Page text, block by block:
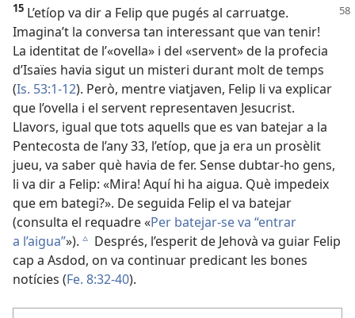
15 L’etíop va dir a Felip que pugés al carruatge.
Imagina’t la conversa tan interessant que van tenir!
La identitat de l’«ovella» i del «servent» de la profecia
d’Isaïes havia sigut un misteri durant molt de temps
(Is. 53:1-12). Però, mentre viatjaven, Felip li va explicar
que l’ovella i el servent representaven Jesucrist.
Llavors, igual que tots aquells que es van batejar a la
Pentecosta de l’any 33, l’etíop, que ja era un prosèlit
jueu, va saber què havia de fer. Sense dubtar-ho gens,
li va dir a Felip: «Mira! Aquí hi ha aigua. Què impedeix
que em bategi?». De seguida Felip el va batejar
(consulta el requadre «Per batejar-se va “entrar
a l’aigua”»). c Després, l’esperit de Jehovà va guiar Felip
cap a Asdod, on va continuar predicant les bones
notícies (Fe. 8:32-40).